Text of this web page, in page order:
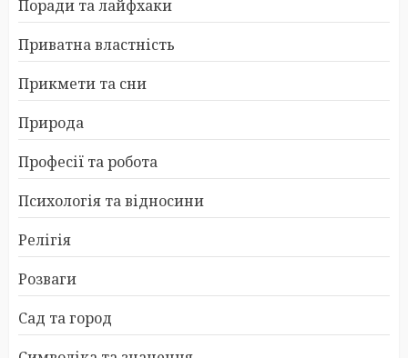
Поради та лайфхаки
Приватна властність
Прикмети та сни
Природа
Професії та робота
Психологія та відносини
Релігія
Розваги
Сад та город